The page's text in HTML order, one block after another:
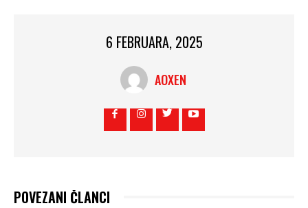
6 FEBRUARA, 2025
AOXEN
POVEZANI ČLANCI